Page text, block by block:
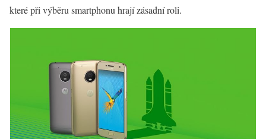
které při výběru smartphonu hrají zásadní roli.